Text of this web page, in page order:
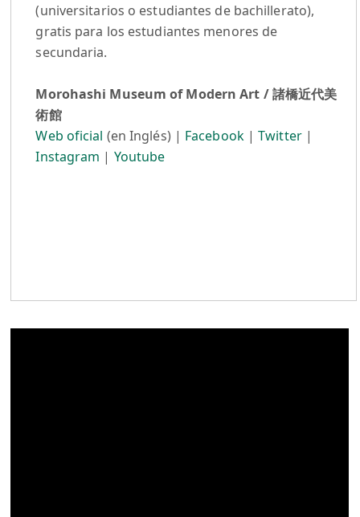
(universitarios o estudiantes de bachillerato),
gratis para los estudiantes menores de
secundaria.
Morohashi Museum of Modern Art / 諸橋近代美
術館
Web oficial (en Inglés) | Facebook|Twitter|
Instagram | Youtube